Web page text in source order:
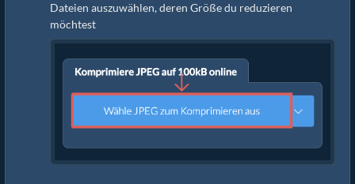
Dateien auszuwählen, deren Größe du reduzieren
möchtest